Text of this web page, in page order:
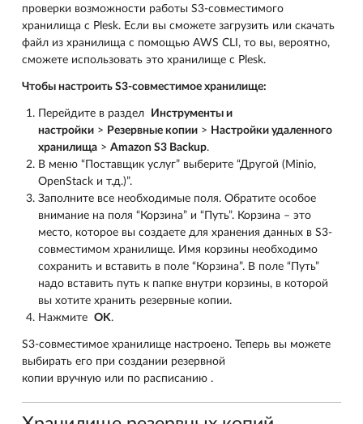
проверки возможности работы S3-совместимого
хранилища с Plesk. Если вы сможете загрузить или скачать
файл из хранилища с помощью AWS CLI, то вы, вероятно,
сможете использовать это хранилище с Plesk.
Чтобы настроить S3-совместимое хранилище:
Перейдите в раздел
Инструменты и
настройки > Резервные копии > Настройки удаленного
хранилища > Amazon S3 Backup.
В меню “Поставщик услуг” выберите “Другой (Minio,
OpenStack и т.д.)”.
Заполните все необходимые поля. Обратите особое
внимание на поля “Корзина” и “Путь”. Корзина – это
место, которое вы создаете для хранения данных в S3-
совместимом хранилище. Имя корзины необходимо
сохранить и вставить в поле “Корзина”. В поле “Путь”
надо вставить путь к папке внутри корзины, в которой
вы хотите хранить резервные копии.
Нажмите OK.
S3-совместимое хранилище настроено. Теперь вы можете
выбирать его при создании резервной
копии вручную или по расписанию .